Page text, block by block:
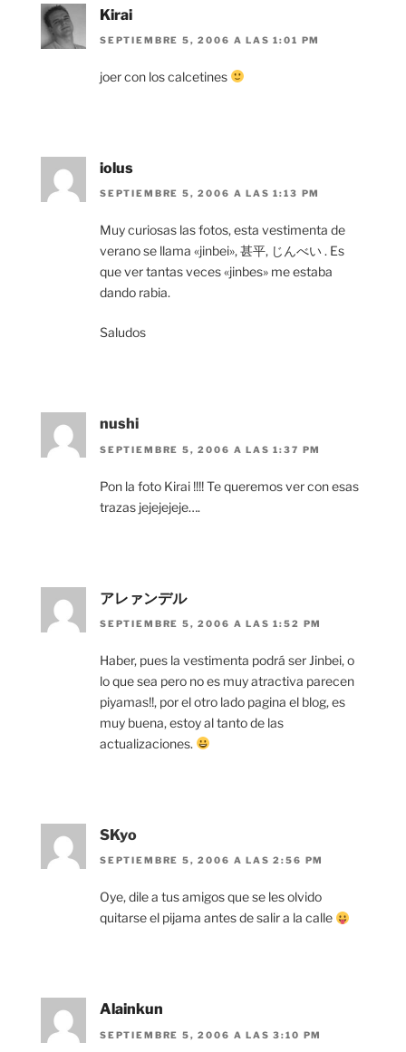
Kirai
SEPTIEMBRE 5, 2006 A LAS 1:01 PM
joer con los calcetines
iolus
SEPTIEMBRE 5, 2006 A LAS 1:13 PM
Muy curiosas las fotos, esta vestimenta de
verano se llama «jinbei», 甚平, じんべい . Es
que ver tantas veces «jinbes» me estaba
dando rabia.
Saludos
nushi
SEPTIEMBRE 5, 2006 A LAS 1:37 PM
Pon la foto Kirai !!!! Te queremos ver con esas
trazas jejejejeje….
アレァンデル
SEPTIEMBRE 5, 2006 A LAS 1:52 PM
Haber, pues la vestimenta podrá ser Jinbei, o
lo que sea pero no es muy atractiva parecen
piyamas!!, por el otro lado pagina el blog, es
muy buena, estoy al tanto de las
actualizaciones.
SKyo
SEPTIEMBRE 5, 2006 A LAS 2:56 PM
Oye, dile a tus amigos que se les olvido
quitarse el pijama antes de salir a la calle
Alainkun
SEPTIEMBRE 5, 2006 A LAS 3:10 PM